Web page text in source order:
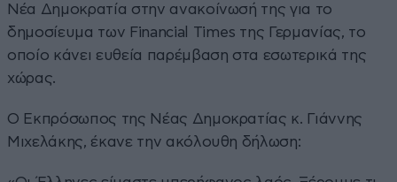
Νέα Δημοκρατία στην ανακοίνωσή της για το
δημοσίευμα των Financial Times της Γερμανίας, το
οποίο κάνει ευθεία παρέμβαση στα εσωτερικά της
χώρας.
Ο Εκπρόσωπος της Νέας Δημοκρατίας κ. Γιάννης
Μιχελάκης, έκανε την ακόλουθη δήλωση: